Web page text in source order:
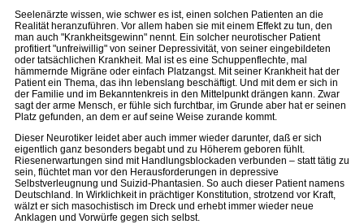
Seelenärzte wissen, wie schwer es ist, einen solchen Patienten an die
Realität heranzuführen. Vor allem haben sie mit einem Effekt zu tun, den
man auch "Krankheitsgewinn" nennt. Ein solcher neurotischer Patient
profitiert "unfreiwillig" von seiner Depressivität, von seiner eingebildeten
oder tatsächlichen Krankheit. Mal ist es eine Schuppenflechte, mal
hämmernde Migräne oder einfach Platzangst. Mit seiner Krankheit hat der
Patient ein Thema, das ihn lebenslang beschäftigt. Und mit dem er sich in
der Familie und im Bekanntenkreis in den Mittelpunkt drängen kann. Zwar
sagt der arme Mensch, er fühle sich furchtbar, im Grunde aber hat er seinen
Platz gefunden, an dem er auf seine Weise zurande kommt.
Dieser Neurotiker leidet aber auch immer wieder darunter, daß er sich
eigentlich ganz besonders begabt und zu Höherem geboren fühlt.
Riesenerwartungen sind mit Handlungsblockaden verbunden – statt tätig zu
sein, flüchtet man vor den Herausforderungen in depressive
Selbstverleugnung und Suizid-Phantasien. So auch dieser Patient namens
Deutschland. In Wirklichkeit in prächtiger Konstitution, strotzend vor Kraft,
wälzt er sich masochistisch im Dreck und erhebt immer wieder neue
Anklagen und Vorwürfe gegen sich selbst.